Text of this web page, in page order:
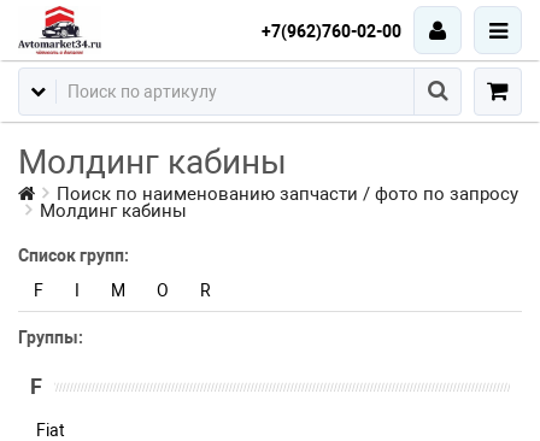
+7(962)760-02-00
Молдинг кабины
Поиск по наименованию запчасти / фото по запросу
Молдинг кабины
Список групп:
F
M O R
Группы:
F
Fiat